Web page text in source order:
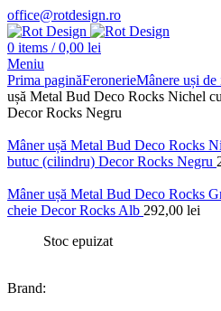
office@rotdesign.ro
0 items / 0,00 lei
Meniu
Prima paginăFeronerieMânere uși de
ușă Metal Bud Deco Rocks Nichel
Decor Rocks Negru
Mâner ușă Metal Bud Deco Rocks
butuc (cilindru) Decor Rocks Negru
Mâner ușă Metal Bud Deco Rocks
cheie Decor Rocks Alb 292,00 lei
Stoc epuizat
Brand: